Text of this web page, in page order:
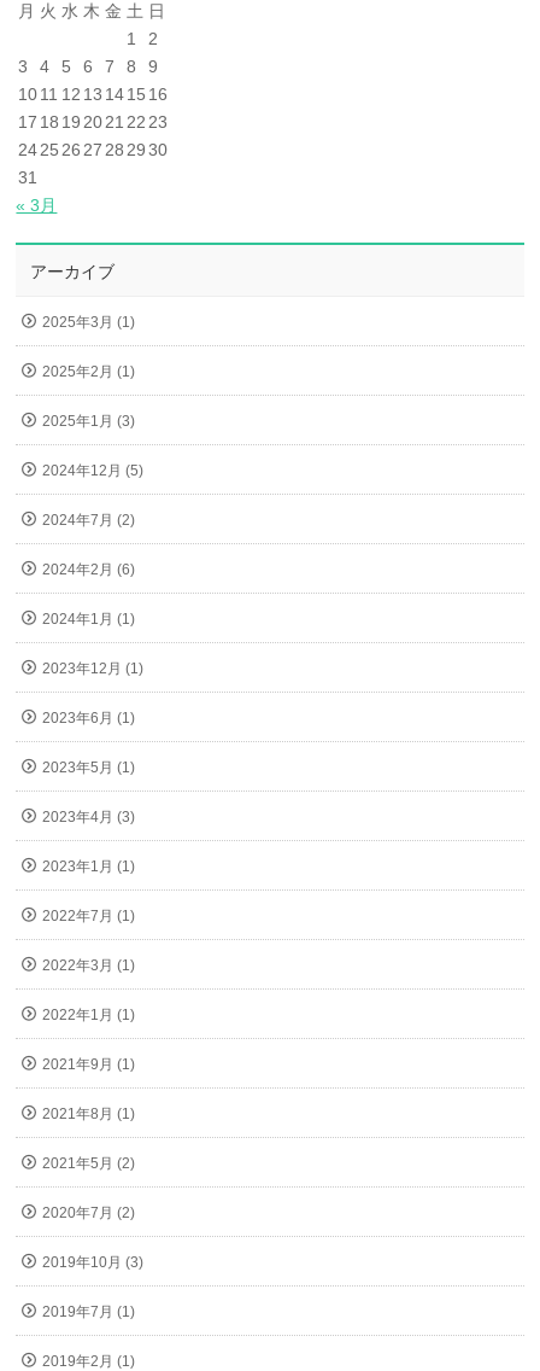
月 火 水 木 金 土 日
1
2
3
4 5 6 7 8
9
1011 12 13 1415 16
17 18 19 2021 22 23
2425 26 27 28 29 30
31
« 3月
アーカイブ
2025年3月 (1)
2025年2月 (1)
2025年1月 (3)
2024年12月 (5)
2024年7月 (2)
2024年2月 (6)
2024年1月 (1)
2023年12月 (1)
2023年6月 (1)
2023年5月 (1)
2023年4月 (3)
2023年1月 (1)
2022年7月 (1)
2022年3月 (1)
2022年1月 (1)
2021年9月 (1)
2021年8月 (1)
2021年5月 (2)
2020年7月 (2)
2019年10月 (3)
2019年7月 (1)
2019年2月 (1)